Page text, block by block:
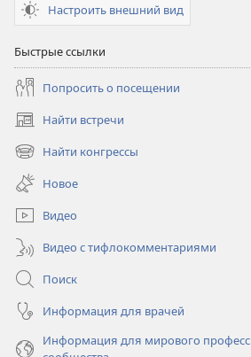
Настроить внешний вид
Быстрые ссылки
Попросить о посещении
Найти встречи
(открывается
в
новом
окне)
Найти конгрессы
(открывается
новом
окне)
Новое
Видео
Видео с тифлокомментариями
Поиск
Информация для врачей
Информация для мирового